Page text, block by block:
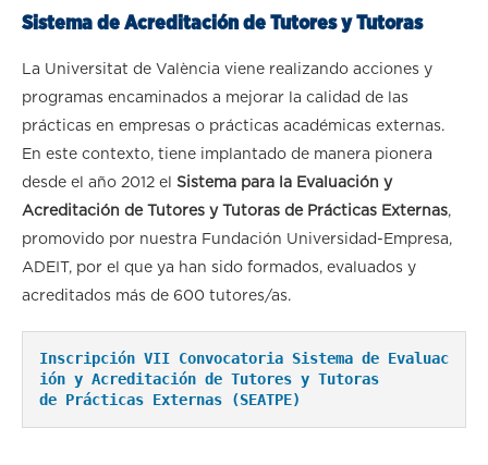
Sistema de Acreditación de Tutores y Tutoras
La Universitat de València viene realizando acciones y
programas encaminados a mejorar la calidad de las
prácticas en empresas o prácticas académicas externas.
En este contexto, tiene implantado de manera pionera
desde el año 2012 el Sistema para la Evaluación y
Acreditación de Tutores y Tutoras de Prácticas Externas,
promovido por nuestra Fundación Universidad-Empresa,
ADEIT, por el que ya han sido formados, evaluados y
acreditados más de 600 tutores/as.
Inscripción VII Convocatoria Sistema de Evaluac
ión y Acreditación de Tutores y Tutoras
de Prácticas Externas (SEATPE)